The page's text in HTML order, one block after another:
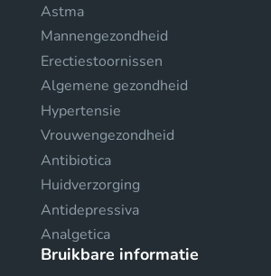
Astma
Mannengezondheid
Erectiestoornissen
Algemene gezondheid
Hypertensie
Vrouwengezondheid
Antibiotica
Huidverzorging
Antidepressiva
Analgetica
Bruikbare informatie